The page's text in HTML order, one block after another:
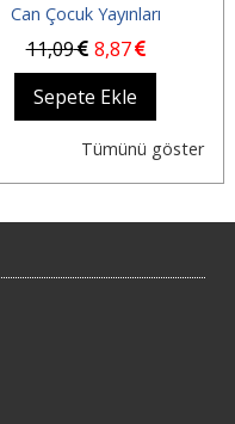
Can Çocuk Yayınları
11,09 8,87
Sepete Ekle
Tümünü göster